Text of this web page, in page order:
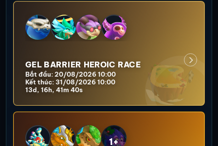
GEL BARRIER HEROIC RACE
Bắt đầu: 20/08/2026 10:00
Kết thúc: 31/08/2026 10:00
13d, 16h, 41m 37s
1+